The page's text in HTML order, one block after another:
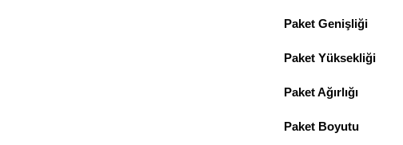
Paket Genişliği
Paket Yüksekliği
Paket Ağırlığı
Paket Boyutu